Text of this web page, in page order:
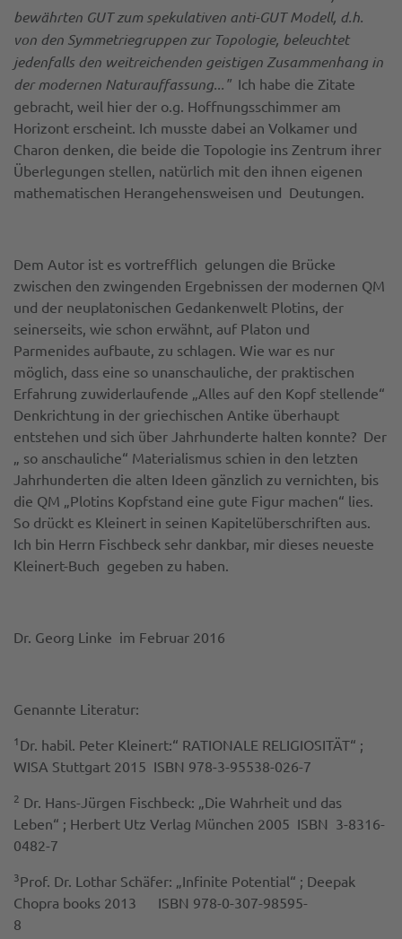
bewährten GUT zum spekulativen anti-GUT Modell, d.h.
von den Symmetriegruppen zur Topologie, beleuchtet
jedenfalls den weitreichenden geistigen Zusammenhang in
der modernen Naturauffassung..." Ich habe die Zitate
gebracht, weil hier der o.g. Hoffnungsschimmer am
Horizont erscheint. Ich musste dabei an Volkamer und
Charon denken, die beide die Topologie ins Zentrum ihrer
Überlegungen stellen, natürlich mit den ihnen eigenen
mathematischen Herangehensweisen und Deutungen.
Dem Autor ist es vortrefflich gelungen die Brücke
zwischen den zwingenden Ergebnissen der modernen QM
und der neuplatonischen Gedankenwelt Plotins, der
seinerseits, wie schon erwähnt, auf Platon und
Parmenides aufbaute, zu schlagen. Wie war es nur
möglich, dass eine so unanschauliche, der praktischen
Erfahrung zuwiderlaufende „Alles auf den Kopf stellende“
Denkrichtung in der griechischen Antike überhaupt
entstehen und sich über Jahrhunderte halten konnte? Der
„ so anschauliche“ Materialismus schien in den letzten
Jahrhunderten die alten Ideen gänzlich zu vernichten, bis
die QM „Plotins Kopfstand eine gute Figur machen“ lies.
So drückt es Kleinert in seinen Kapitelüberschriften aus.
Ich bin Herrn Fischbeck sehr dankbar, mir dieses neueste
Kleinert-Buch gegeben zu haben.
Dr. Georg Linke im Februar 2016
Genannte Literatur:
1Dr. habil. Peter Kleinert:“ RATIONALE RELIGIOSITÄT“ ;
WISA Stuttgart 2015 ISBN 978-3-95538-026-7
2 Dr. Hans-Jürgen Fischbeck: „Die Wahrheit und das
Leben“ ; Herbert Utz Verlag München 2005 ISBN 3-8316-
0482-7
3Prof. Dr. Lothar Schäfer: „Infinite Potential“ ; Deepak
Chopra books 2013 ISBN 978-0-307-98595-
8